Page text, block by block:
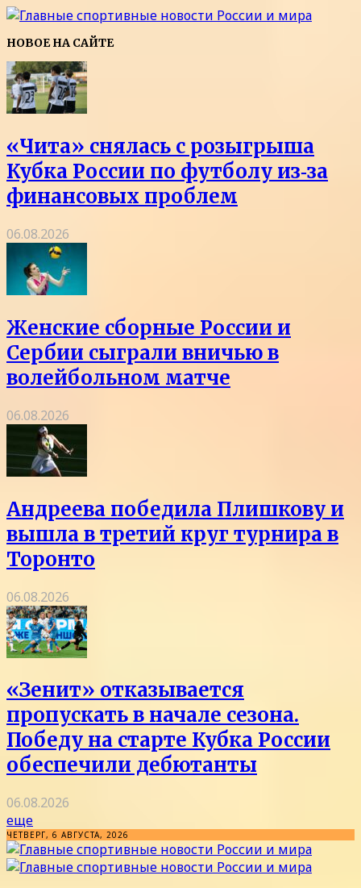
НОВОЕ НА САЙТЕ
«Чита» снялась с розыгрыша
Кубка России по футболу из‑за
финансовых проблем
06.08.2026
Женские сборные России и
Сербии сыграли вничью в
волейбольном матче
06.08.2026
Андреева победила Плишкову и
вышла в третий круг турнира в
Торонто
06.08.2026
«Зенит» отказывается
пропускать в начале сезона.
Победу на старте Кубка России
обеспечили дебютанты
06.08.2026
еще
ЧЕТВЕРГ, 6 АВГУСТА, 2026